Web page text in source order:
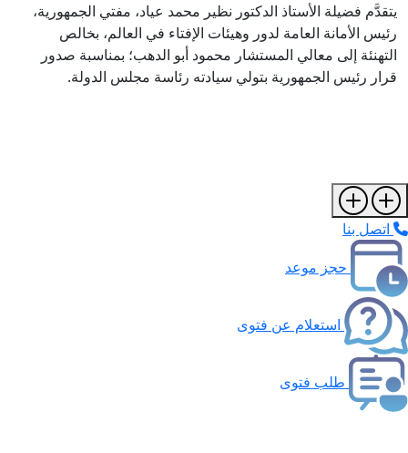
يتقدَّم فضيلة الأستاذ الدكتور نظير محمد عياد، مفتي الجمهورية،
رئيس الأمانة العامة لدور وهيئات الإفتاء في العالم، بخالص
التهنئة إلى معالي المستشار محمود أبو الدهب؛ بمناسبة صدور
قرار رئيس الجمهورية بتولي سيادته رئاسة مجلس الدولة.
اتصل بنا
حجز موعد
استعلام عن فتوى
طلب فتوى